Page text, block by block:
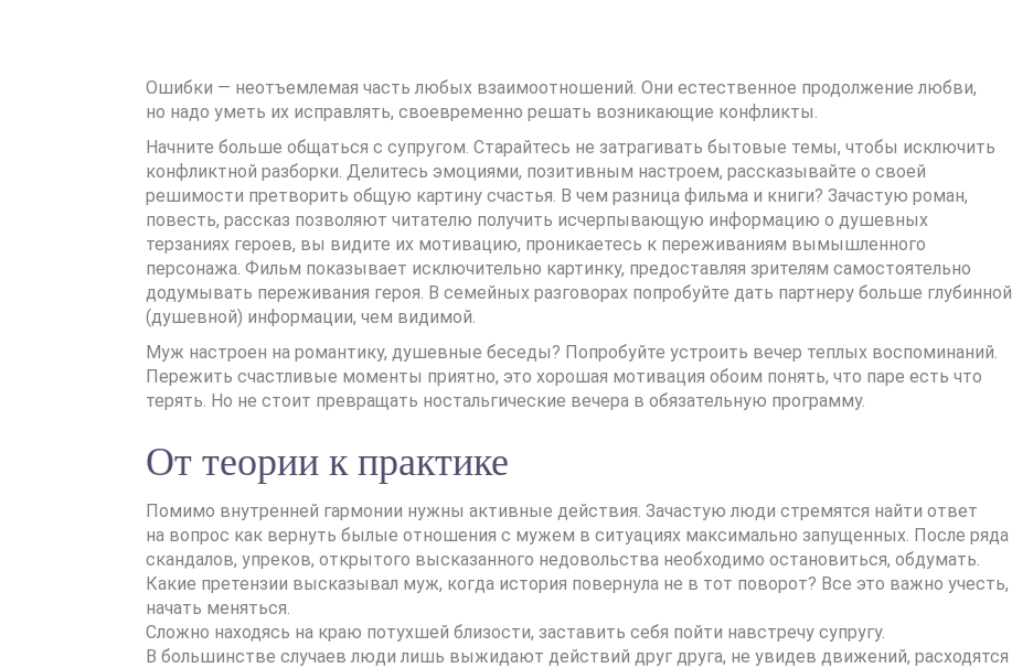
Ошибки — неотъемлемая часть любых взаимоотношений. Они естественное продолжение любви,
но надо уметь их исправлять, своевременно решать возникающие конфликты.
Начните больше общаться с супругом. Старайтесь не затрагивать бытовые темы, чтобы исключить
конфликтной разборки. Делитесь эмоциями, позитивным настроем, рассказывайте о своей
решимости претворить общую картину счастья. В чем разница фильма и книги? Зачастую роман,
повесть, рассказ позволяют читателю получить исчерпывающую информацию о душевных
терзаниях героев, вы видите их мотивацию, проникаетесь к переживаниям вымышленного
персонажа. Фильм показывает исключительно картинку, предоставляя зрителям самостоятельно
додумывать переживания героя. В семейных разговорах попробуйте дать партнеру больше глубинной
(душевной) информации, чем видимой.
Муж настроен на романтику, душевные беседы? Попробуйте устроить вечер теплых воспоминаний.
Пережить счастливые моменты приятно, это хорошая мотивация обоим понять, что паре есть что
терять. Но не стоит превращать ностальгические вечера в обязательную программу.
От теории к практике
Помимо внутренней гармонии нужны активные действия. Зачастую люди стремятся найти ответ
на вопрос как вернуть былые отношения с мужем в ситуациях максимально запущенных. После ряда
скандалов, упреков, открытого высказанного недовольства необходимо остановиться, обдумать.
Какие претензии высказывал муж, когда история повернула не в тот поворот? Все это важно учесть,
начать меняться.
Сложно находясь на краю потухшей близости, заставить себя пойти навстречу супругу.
В большинстве случаев люди лишь выжидают действий друг друга, не увидев движений, расходятся